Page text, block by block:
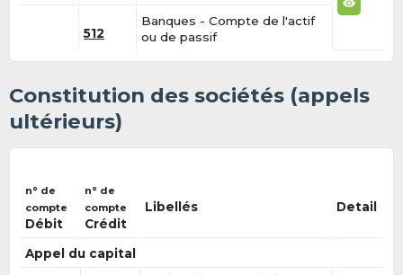
512
Banques - Compte de l'actif
ou de passif
Constitution des sociétés (appels
ultérieurs)
n° de
compte
Débit
n° de
compte
Crédit
Libellés Detail
Appel du capital